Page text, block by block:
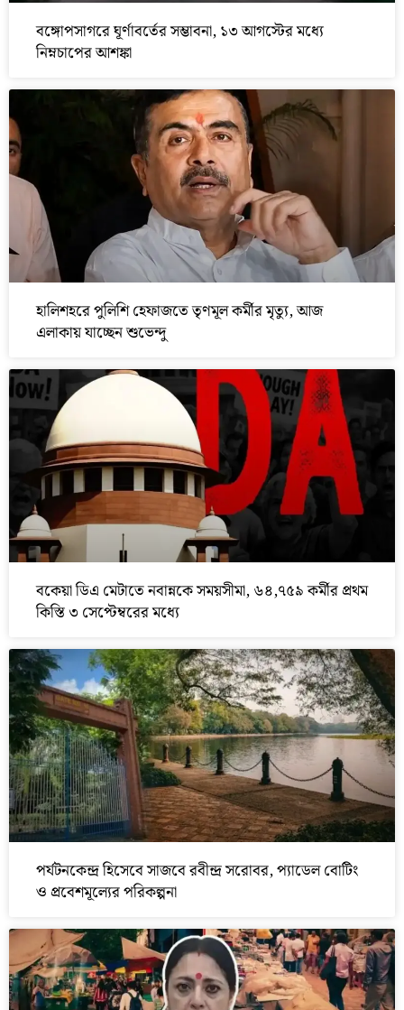
বঙ্গোপসাগরে ঘূর্ণাবর্তের সম্ভাবনা, ১৩ আগস্টের মধ্যে
নিম্নচাপের আশঙ্কা
হালিশহরে পুলিশি হেফাজতে তৃণমূল কর্মীর মৃত্যু, আজ
এলাকায় যাচ্ছেন শুভেন্দু
বকেয়া ডিএ মেটাতে নবান্নকে সময়সীমা, ৬৪,৭৫৯ কর্মীর প্রথম
কিস্তি ৩ সেপ্টেম্বরের মধ্যে
পর্যটনকেন্দ্র হিসেবে সাজবে রবীন্দ্র সরোবর, প্যাডেল বোটিং
ও প্রবেশমূল্যের পরিকল্পনা